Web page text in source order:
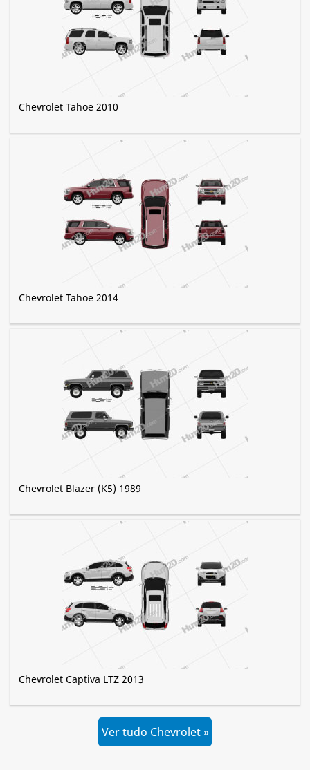
Chevrolet Tahoe 2010
Chevrolet Tahoe 2014
Chevrolet Blazer (K5) 1989
Chevrolet Captiva LTZ 2013
Ver tudo Chevrolet »